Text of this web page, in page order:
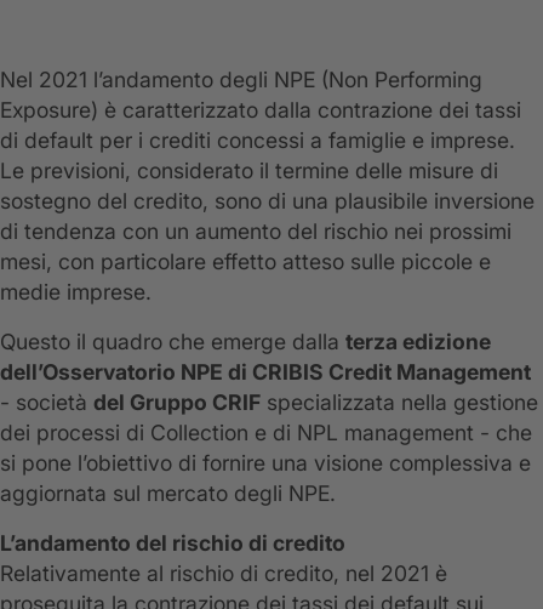
Nel 2021 l’andamento degli NPE (Non Performing
Exposure) è caratterizzato dalla contrazione dei tassi
di default per i crediti concessi a famiglie e imprese.
Le previsioni, considerato il termine delle misure di
sostegno del credito, sono di una plausibile inversione
di tendenza con un aumento del rischio nei prossimi
mesi, con particolare effetto atteso sulle piccole e
medie imprese.
Questo il quadro che emerge dalla terza edizione
dell’Osservatorio NPE di CRIBIS Credit Management
- società del Gruppo CRIF specializzata nella gestione
dei processi di Collection e di NPL management - che
si pone l’obiettivo di fornire una visione complessiva e
aggiornata sul mercato degli NPE.
L’andamento del rischio di credito
Relativamente al rischio di credito, nel 2021 è
proseguita la contrazione dei tassi dei default sui